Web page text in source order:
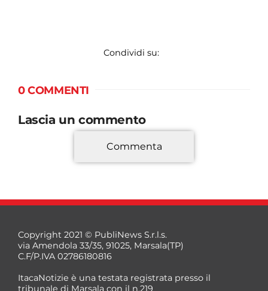
Condividi su:
0 COMMENTI
Lascia un commento
*
Commenta
Copyright 2021 © PubliNews S.r.l.s.
via Amendola 33/35, 91025, Marsala(TP)
C.F/P.IVA 02786180816
ItacaNotizie è una testata registrata presso il
tribunale di Marsala con il n.219